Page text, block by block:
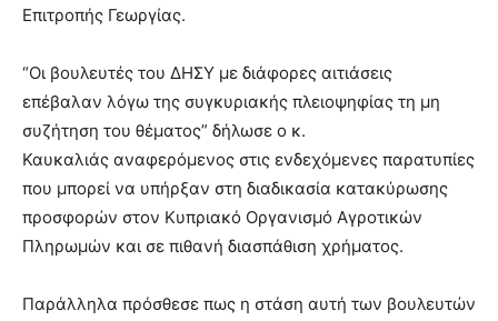
Επιτροπής Γεωργίας.
“Οι βουλευτές του ΔΗΣΥ με διάφορες αιτιάσεις
επέβαλαν λόγω της συγκυριακής πλειοψηφίας τη μη
συζήτηση του θέματος” δήλωσε ο κ.
Καυκαλιάς αναφερόμενος στις ενδεχόμενες παρατυπίες
που μπορεί να υπήρξαν στη διαδικασία κατακύρωσης
προσφορών στον Κυπριακό Οργανισμό Αγροτικών
Πληρωμών και σε πιθανή διασπάθιση χρήματος.
Παράλληλα πρόσθεσε πως η στάση αυτή των βουλευτών